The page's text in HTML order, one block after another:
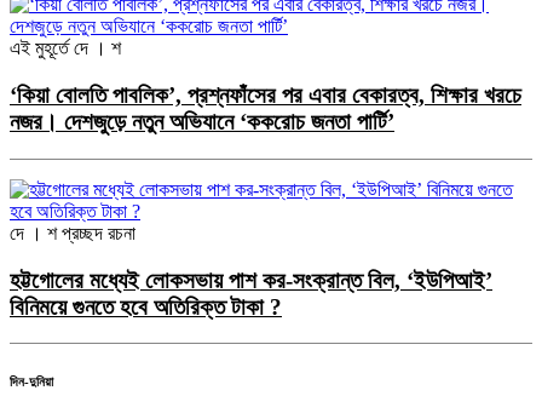
এই মুহূর্তে দে । শ
‘কিয়া বোলতি পাবলিক’, প্রশ্নফাঁসের পর এবার বেকারত্ব, শিক্ষার খরচে
নজর। দেশজুড়ে নতুন অভিযানে ‘ককরোচ জনতা পার্টি’
দে । শ প্রচ্ছদ রচনা
হট্টগোলের মধ্যেই লোকসভায় পাশ কর-সংক্রান্ত বিল, ‘ইউপিআই’
বিনিময়ে গুনতে হবে অতিরিক্ত টাকা ?
দিন-দুনিয়া